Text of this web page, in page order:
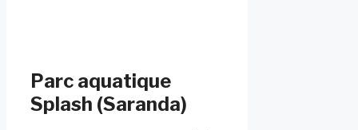
Parc aquatique
Splash (Saranda)